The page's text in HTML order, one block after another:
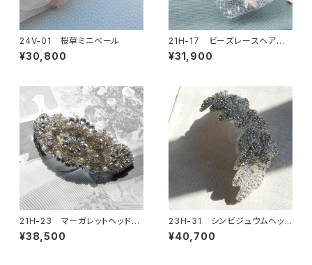
24V-01 桜草ミニベール
¥30,800
21H-17 ビーズレースヘアバ
ンド
¥31,900
21H-23 マーガレットヘッドド
レス
¥38,500
23H-31 シンビジュウムヘッド
ドレス
¥40,700